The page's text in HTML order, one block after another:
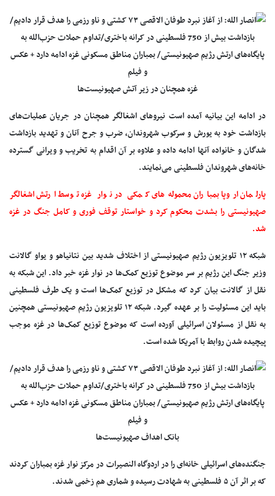
غزه همچنان در زیر آتش صهیونیست‌ها
در ادامه این بیانیه آمده است نیروهای اشغالگر همچنان در جریان عملیات‌های
بازداشت خود به یورش و سرکوب شهروندان، ضرب و جرح آنان و تهدید بازداشت
شدگان و خانواده آنها ادامه داده و علاوه بر آن اقدام به تخریب و ویرانی گسترده
خانه‌های شهروندان فلسطینی می‌نمایند.
پارلمان اروپا بمباران محموله‌های کمکی در نوار غزه توسط ارتش اشغالگر
صهیونیستی را بشدت محکوم کرد و خواستار توقف فوری و کامل جنگ در غزه
شد.
شبکه ۱۲ تلویزیون رژیم صهیونیستی از اختلاف شدید بین نتانیاهو و یواو گالانت
وزیر جنگ این رژیم بر سر موضوع توزیع کمک‌ها در نوار غزه خبر داد. این شبکه به
نقل از گالانت بیان کرد که مشکل در توزیع کمک‌ها است و یک طرف فلسطینی
باید این مسئولیت را بر عهده گیرد. شبکه ۱۲ تلویزیون رژیم صهیونیستی همچنین
به نقل از مسئولان اسرائیلی آورده است که موضوع توزیع کمک‌ها در غزه موجب
پیچیده شدن روابط با آمریکا شده است.
بانک اهداف صهیونیست‌ها
جنگنده‌های اسرائیلی خانه‌ای را در اردوگاه النصیرات در مرکز نوار غزه بمباران کردند
که بر اثر آن ۵ فلسطینی به شهادت رسیده و شماری هم زخمی شدند.